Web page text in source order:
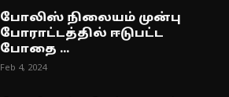
போலிஸ் நிலையம் முன்பு
போராட்டத்தில் ஈடுபட்ட
போதை ...
Feb 4, 2024